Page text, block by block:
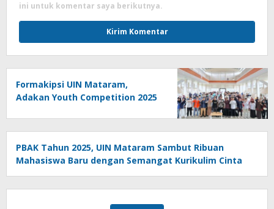
ini untuk komentar saya berikutnya.
Formakipsi UIN Mataram,
Adakan Youth Competition 2025
PBAK Tahun 2025, UIN Mataram Sambut Ribuan
Mahasiswa Baru dengan Semangat Kurikulim Cinta